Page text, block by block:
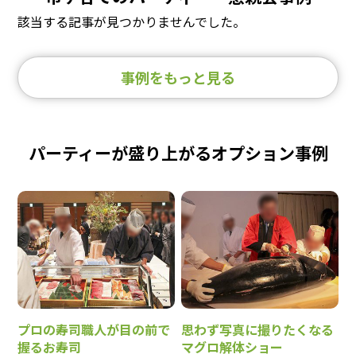
該当する記事が見つかりませんでした。
事例をもっと見る
パーティーが盛り上がるオプション事例
プロの寿司職人が目の前で
握るお寿司
思わず写真に撮りたくなる
マグロ解体ショー